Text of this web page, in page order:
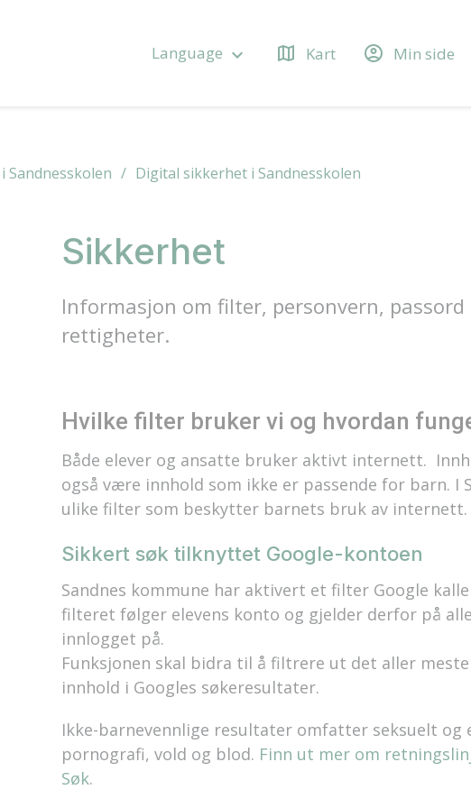
Language keyboard_arrow_down map Kart account_circle Min side
Sandnesskolen Digital sikkerhet i Sandnesskolen
Sikkerhet
Informasjon om filter, personvern,
rettigheter.
Hvilke filter bruker vi og hvordan
Både elever og ansatte bruker aktivt internett.
også være innhold som ikke er passende for barn. I
ulike filter som beskytter barnets bruk av internett.
Sikkert søk tilknyttet Google-kontoen
Sandnes kommune har aktivert et filter Google
filteret følger elevens konto og gjelder derfor på
innlogget på.
Funksjonen skal bidra til å filtrere ut det aller
innhold i Googles søkeresultater.
Ikke-barnevennlige resultater omfatter seksuelt
pornografi, vold og blod. Finn ut mer om
Søk.